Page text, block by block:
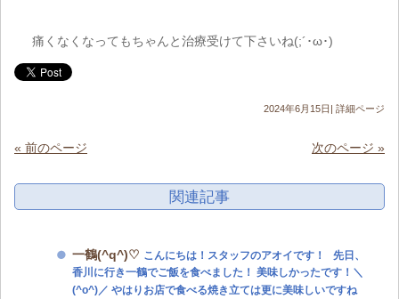
痛くなくなってもちゃんと治療受けて下さいね(;´･ω･)
2024年6月15日| 詳細ページ
« 前のページ 次のページ »
関連記事
一鶴(^q^)♡ こんにちは！スタッフのアオイです！ 先日、
香川に行き一鶴でご飯を食べました！ 美味しかったです！＼
(^o^)／ やはりお店で食べる焼き立ては更に美味しいですね